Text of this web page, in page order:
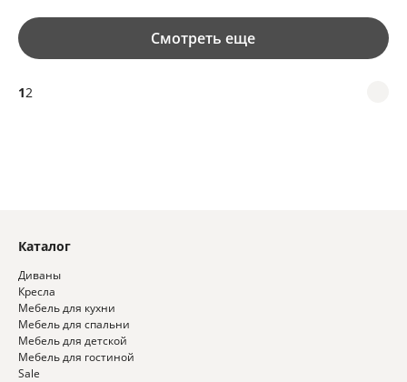
Смотреть еще
12
Каталог
Диваны
Кресла
Мебель для кухни
Мебель для спальни
Мебель для детской
Мебель для гостиной
Sale